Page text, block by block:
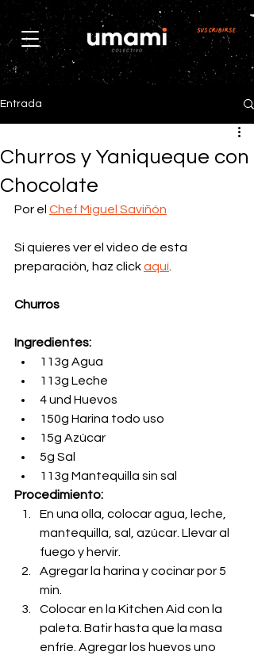
Suscribirse
Entrada
Churros y Yaniqueque con
Chocolate
Por el Chef Miguel Saviñón
Si quieres ver el video de esta
preparación, haz click aquí
Churros
Ingredientes:
113g Agua
113g Leche
4 und Huevos
150g Harina todo uso
15g Azúcar
5g Sal
113g Mantequilla sin sal
Procedimiento:
En una olla, colocar agua, leche,
mantequilla, sal, azúcar. Llevar al
fuego y hervir.
Agregar la harina y cocinar por 5
min.
Colocar en la Kitchen Aid con la
paleta. Batir hasta que la masa
enfríe. Agregar los huevos uno